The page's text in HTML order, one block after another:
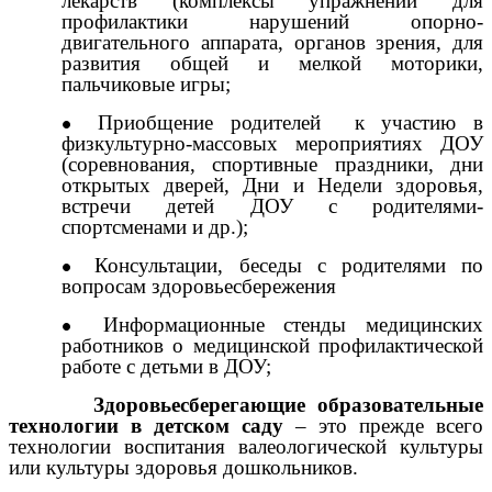
профилактики нарушений опорно-
двигательного аппарата, органов зрения, для
развития общей и мелкой моторики,
пальчиковые игры;
Приобщение родителей к участию в
физкультурно-массовых мероприятиях ДОУ
(соревнования, спортивные праздники, дни
открытых дверей, Дни и Недели здоровья,
встречи детей ДОУ с родителями-
спортсменами и др.);
Консультации, беседы с родителями по
вопросам здоровьесбережения
Информационные стенды медицинских
работников о медицинской профилактической
работе с детьми в ДОУ;
Здоровьесберегающие образовательные
технологии в детском саду – это прежде всего
технологии воспитания валеологической культуры
или культуры здоровья дошкольников.